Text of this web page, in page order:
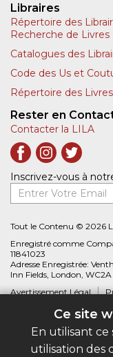
Ce site
En utilisant
utilisation des
Libraires
Répertoire des
Recherche de Livres
Catalogues des
Code des Us et
Répertoire des
Rester en
Contacter la LILA
Inscrivez-vous à
Entrer Votre Email
Tout le Contenu © 2026
Enregistré comme
11841023
Adresse Enregistrée:
Inn Fields, London,
Avertissement Légal